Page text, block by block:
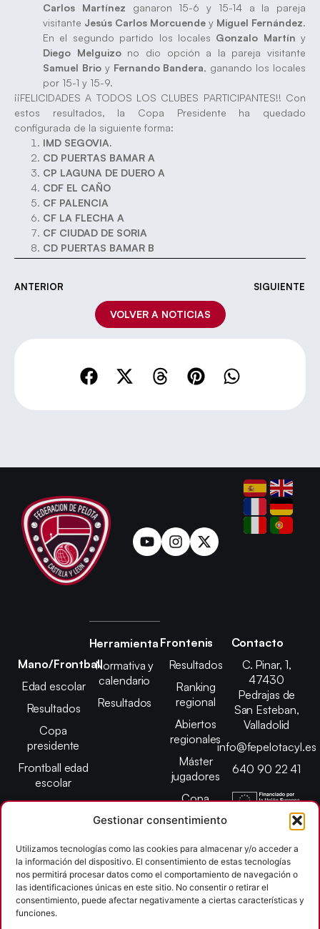
Gestionar consentimiento
Utilizamos tecnologías como las cookies para almacenar y/o acceder a
la información del dispositivo. El consentimiento de estas tecnologías
nos permitirá procesar datos como el comportamiento de navegación o
las identificaciones únicas en este sitio. No consentir o retirar el
consentimiento, puede afectar negativamente a ciertas características y
funciones.
Carlos Martínez ganaron 15-6 y 15-14 a la pareja
visitante Jesús Carlos Morcuende y Miguel Fernández.
En el segundo partido los locales Gonzalo Martín y
Diego Melguizono dio opción a la pareja visitante
Samuel Brioy Fernando Bandera, ganando los locales
por 15-1 y 15-9.
¡¡FELICIDADES A TODOS LOS CLUBES PARTICIPANTES!! Con
estos resultados, la Copa Presidente ha quedado
configurada de la siguiente forma:
IMD SEGOVIA.
CD PUERTAS BAMAR A
CP LAGUNA DE DUERO A
CDF EL CAÑO
CF PALENCIA
CF LA FLECHA A
CF CIUDAD DE SORIA
CD PUERTAS BAMAR B
ANTERIOR SIGUIENTE
VOLVER A NOTICIAS
Mano/Frontball
Edad escolar
Resultados
Copa
presidente
Frontball edad
escolar
Herramienta
Normativa y
calendario
Resultados
Frontenis
Resultados
Ranking
regional
Abiertos
regionales
Máster
jugadores
Copa
presidente
escolar
Campeonato
provincial
León
Contacto
C. Pinar, 1,
47430
Pedrajas de
San Esteban,
Valladolid
info@fepelotacyl.es
640 90 22 41